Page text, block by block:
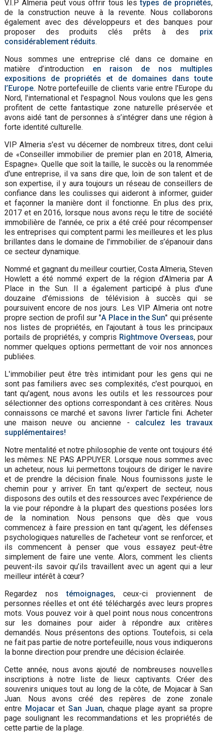
V.I.P Almeria peut vous offrir tous lestypes de propriétés,
de la construction neuve à la revente. Nous collaborons
également avec des développeurs et des banques pour
proposer des produits clés prêts à des prix
considérablement réduits.
Nous sommes une entreprise clé dans ce domaine en
matière d’introduction en raison de nos multiples
expositions de propriétés et de domaines dans toute
l’Europe. Notre portefeuille de clients varie entre l'Europe du
Nord, l'international et l'espagnol. Nous voulons que les gens
profitent de cette fantastique zone naturelle préservée et
avons aidé tant de personnes à s’intégrer dans une région à
forte identité culturelle.
VIP Almeria s'est vu décerner de nombreux titres, dont celui
de «Conseiller immobilier de premier plan en 2018, Almeria,
Espagne». Quelle que soit la taille, le succès ou la renommée
d'une entreprise, il va sans dire que, loin de son talent et de
son expertise, il y aura toujours un réseau de conseillers de
confiance dans les coulisses qui aideront à informer, guider
et façonner la manière dont il fonctionne. En plus des prix,
2017 et en 2016, lorsque nous avons reçu le titre de société
immobilière de l'année, ce prix a été créé pour récompenser
les entreprises qui comptent parmi les meilleures et les plus
brillantes dans le domaine de l'immobilier. de s’épanouir dans
ce secteur dynamique.
Nommé et gagnant du meilleur courtier, Costa Almeria, Steven
Howlett a été nommé expert de la région d’Almeria par A
Place in the Sun. Il a également participé à plus d'une
douzaine d'émissions de télévision à succès qui se
poursuivent encore de nos jours. Les VIP Almeria ont notre
propre section de profil sur "A Place in the Sun" qui présente
nos listes de propriétés, en l'ajoutant à tous les principaux
portails de propriétés, y compris Rightmove Overseas, pour
nommer quelques options permettant de voir nos annonces
publiées.
L'immobilier peut être très intimidant pour les gens qui ne
sont pas familiers avec ses complexités, c'est pourquoi, en
tant qu'agent, nous avons les outils et les ressources pour
sélectionner des options correspondant à ces critères. Nous
connaissons ce marché et savons livrer l'article fini. Acheter
une maison neuve ou ancienne - calculez les travaux
supplémentaires!
Notre mentalité et notre philosophie de vente ont toujours été
les mêmes: NE PAS APPUYER. Lorsque nous sommes avec
un acheteur, nous lui permettons toujours de diriger le navire
et de prendre la décision finale. Nous fournissons juste le
chemin pour y arriver. En tant qu'expert de secteur, nous
disposons des outils et des ressources avec l'expérience de
la vie pour répondre à la plupart des questions posées lors
de la nomination. Nous pensons que dès que vous
commencez à faire pression en tant qu’agent, les défenses
psychologiques naturelles de l’acheteur vont se renforcer, et
ils commencent à penser que vous essayez peut-être
simplement de faire une vente. Alors, comment les clients
peuvent-ils savoir qu’ils travaillent avec un agent qui a leur
meilleur intérêt à cœur?
Regardez nostémoignages, ceux-ci proviennent de
personnes réelles et ont été téléchargés avec leurs propres
mots. Vous pouvez voir à quel point nous nous concentrons
sur les domaines pour aider à répondre aux critères
demandés. Nous présentons des options. Toutefois, si cela
ne fait pas partie de notre portefeuille, nous vous indiquerons
la bonne direction pour prendre une décision éclairée.
Cette année, nous avons ajouté de nombreuses nouvelles
inscriptions à notre liste de lieux captivants. Créer des
souvenirs uniques tout au long de la côte, de Mojacar à San
Juan. Nous avons créé des repères de zone zonale
entre Mojacaret San Juan, chaque plage ayant sa propre
page soulignant les recommandations et les propriétés de
cette partie de la plage.